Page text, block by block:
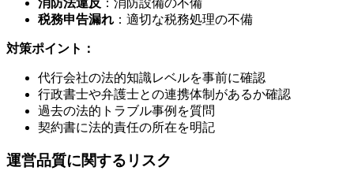
税務申告漏れ ：適切な税務処理の不備
対策ポイント：
代行会社の法的知識レベルを事前に確認
行政書士や弁護士との連携体制があるか確認
過去の法的トラブル事例を質問
契約書に法的責任の所在を明記
運営品質に関するリスク